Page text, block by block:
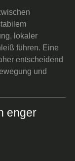
lokaler
führen. Eine
entscheidend
und
enger